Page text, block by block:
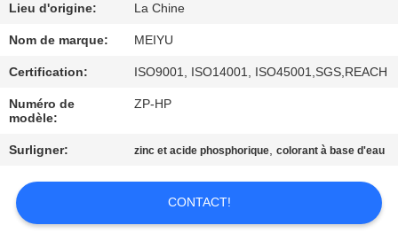
VISITE
DE
L'USINE
CONTRÔLE
DE
LA
QUALITÉ
Lieu d'origine: La Chine
Nom de marque: MEIYU
Certification: ISO9001, ISO14001, ISO45001,SGS,REACH
Numéro de
modèle:
ZP-HP
Surligner: zinc et acide phosphorique,colorant à base d'eau
CONTACT!